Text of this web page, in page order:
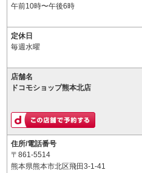
午前10時〜午後6時
定休日
毎週水曜
店舗名
ドコモショップ熊本北店
住所/電話番号
〒861-5514
熊本県熊本市北区飛田3-1-41